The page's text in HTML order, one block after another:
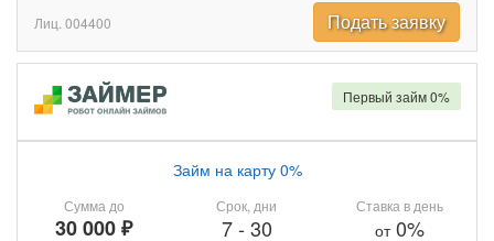
Лиц. 004400 Подать заявку
Сумма до
30 000 ₽
Займ на карту 0%
Срок, дни
7- 30
Ставка в день
от0%
Первый займ 0%